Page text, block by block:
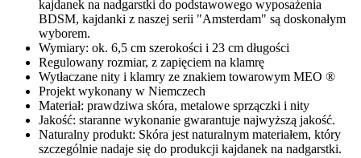
kajdanek na nadgarstki do podstawowego wyposażenia
BDSM, kajdanki z naszej serii "Amsterdam" są doskonałym
wyborem.
Wymiary: ok. 6,5 cm szerokości i 23 cm długości
Regulowany rozmiar, z zapięciem na klamrę
Wytłaczane nity i klamry ze znakiem towarowym MEO ®
Projekt wykonany w Niemczech
Materiał: prawdziwa skóra, metalowe sprzączki i nity
Jakość: staranne wykonanie gwarantuje najwyższą jakość.
Naturalny produkt: Skóra jest naturalnym materiałem, który
szczególnie nadaje się do produkcji kajdanek na nadgarstki.